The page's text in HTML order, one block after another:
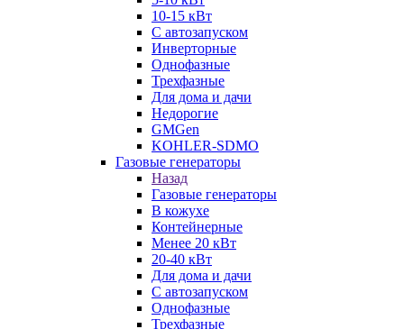
10-15 кВт
С автозапуском
Инверторные
Однофазные
Трехфазные
Для дома и дачи
Недорогие
GMGen
KOHLER-SDMO
Газовые генераторы
Назад
Газовые генераторы
В кожухе
Контейнерные
Менее 20 кВт
20-40 кВт
Для дома и дачи
С автозапуском
Однофазные
Трехфазные